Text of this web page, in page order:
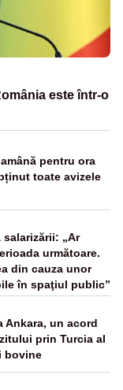
este într-o
pentru ora
toate avizele
„Ar
următoare.
din cauza unor
în spaţiul public”
Ankara, un acord
prin Turcia al
bovine